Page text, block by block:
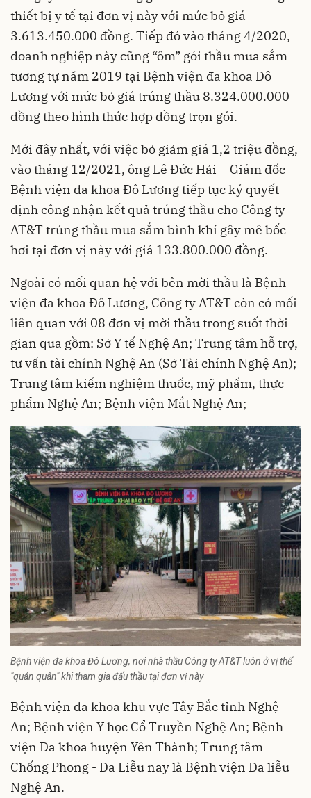
thiết bị y tế tại đơn vị này với mức bỏ giá
3.613.450.000 đồng. Tiếp đó vào tháng 4/2020,
doanh nghiệp này cũng “ôm” gói thầu mua sắm
tương tự năm 2019 tại Bệnh viện đa khoa Đô
Lương với mức bỏ giá trúng thầu 8.324.000.000
đồng theo hình thức hợp đồng trọn gói.
Mới đây nhất, với việc bỏ giảm giá 1,2 triệu đồng,
vào tháng 12/2021, ông Lê Đức Hải – Giám đốc
Bệnh viện đa khoa Đô Lương tiếp tục ký quyết
định công nhận kết quả trúng thầu cho Công ty
AT&T trúng thầu mua sắm bình khí gây mê bốc
hơi tại đơn vị này với giá 133.800.000 đồng.
Ngoài có mối quan hệ với bên mời thầu là Bệnh
viện đa khoa Đô Lương, Công ty AT&T còn có mối
liên quan với 08 đơn vị mời thầu trong suốt thời
gian qua gồm: Sở Y tế Nghệ An; Trung tâm hỗ trợ,
tư vấn tài chính Nghệ An (Sở Tài chính Nghệ An);
Trung tâm kiểm nghiệm thuốc, mỹ phẩm, thực
phẩm Nghệ An; Bệnh viện Mắt Nghệ An;
Bệnh viện đa khoa Đô Lương, nơi nhà thầu Công ty AT&T luôn ở vị thế
"quán quân" khi tham gia đấu thầu tại đơn vị này
Bệnh viện đa khoa khu vực Tây Bắc tỉnh Nghệ
An; Bệnh viện Y học Cổ Truyền Nghệ An; Bệnh
viện Đa khoa huyện Yên Thành; Trung tâm
Chống Phong - Da Liễu nay là Bệnh viện Da liễu
Nghệ An.